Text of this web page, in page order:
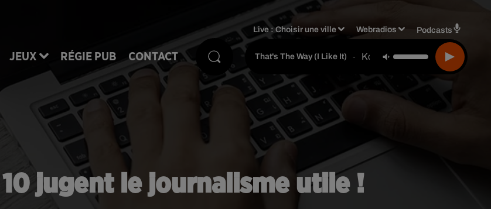
JEUX RÉGIE PUB CONTACT
Live :Choisir une ville Webradios Podcasts
That's The Way (i Like It) - Kc & The Sunshine Band
jugent le journalisme utile !